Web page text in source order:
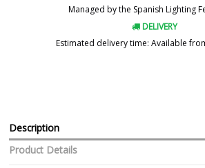
Managed by the Spanish Lighting
DELIVERY
Estimated delivery time: Available
Description
Product Details